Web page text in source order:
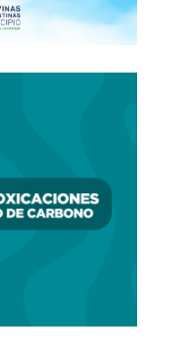
y
Evelyn Mahers-, la
-Ricardo De la
de Prensa y
.